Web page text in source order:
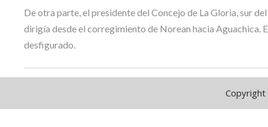
De otra parte, el presidente del Concejo de La Gloria, sur
dirigía desde el corregimiento de Norean hacia Aguachica.
desfigurado.
Copyright